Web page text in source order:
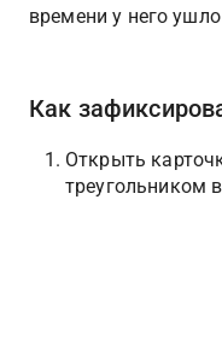
времени у него
Как
Открыть
треугольником